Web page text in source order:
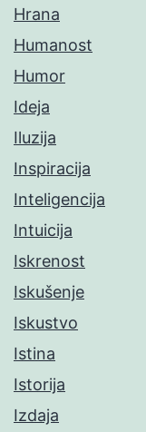
Hrana
Humanost
Humor
Ideja
Iluzija
Inspiracija
Inteligencija
Intuicija
Iskrenost
Iskušenje
Iskustvo
Istina
Istorija
Izdaja